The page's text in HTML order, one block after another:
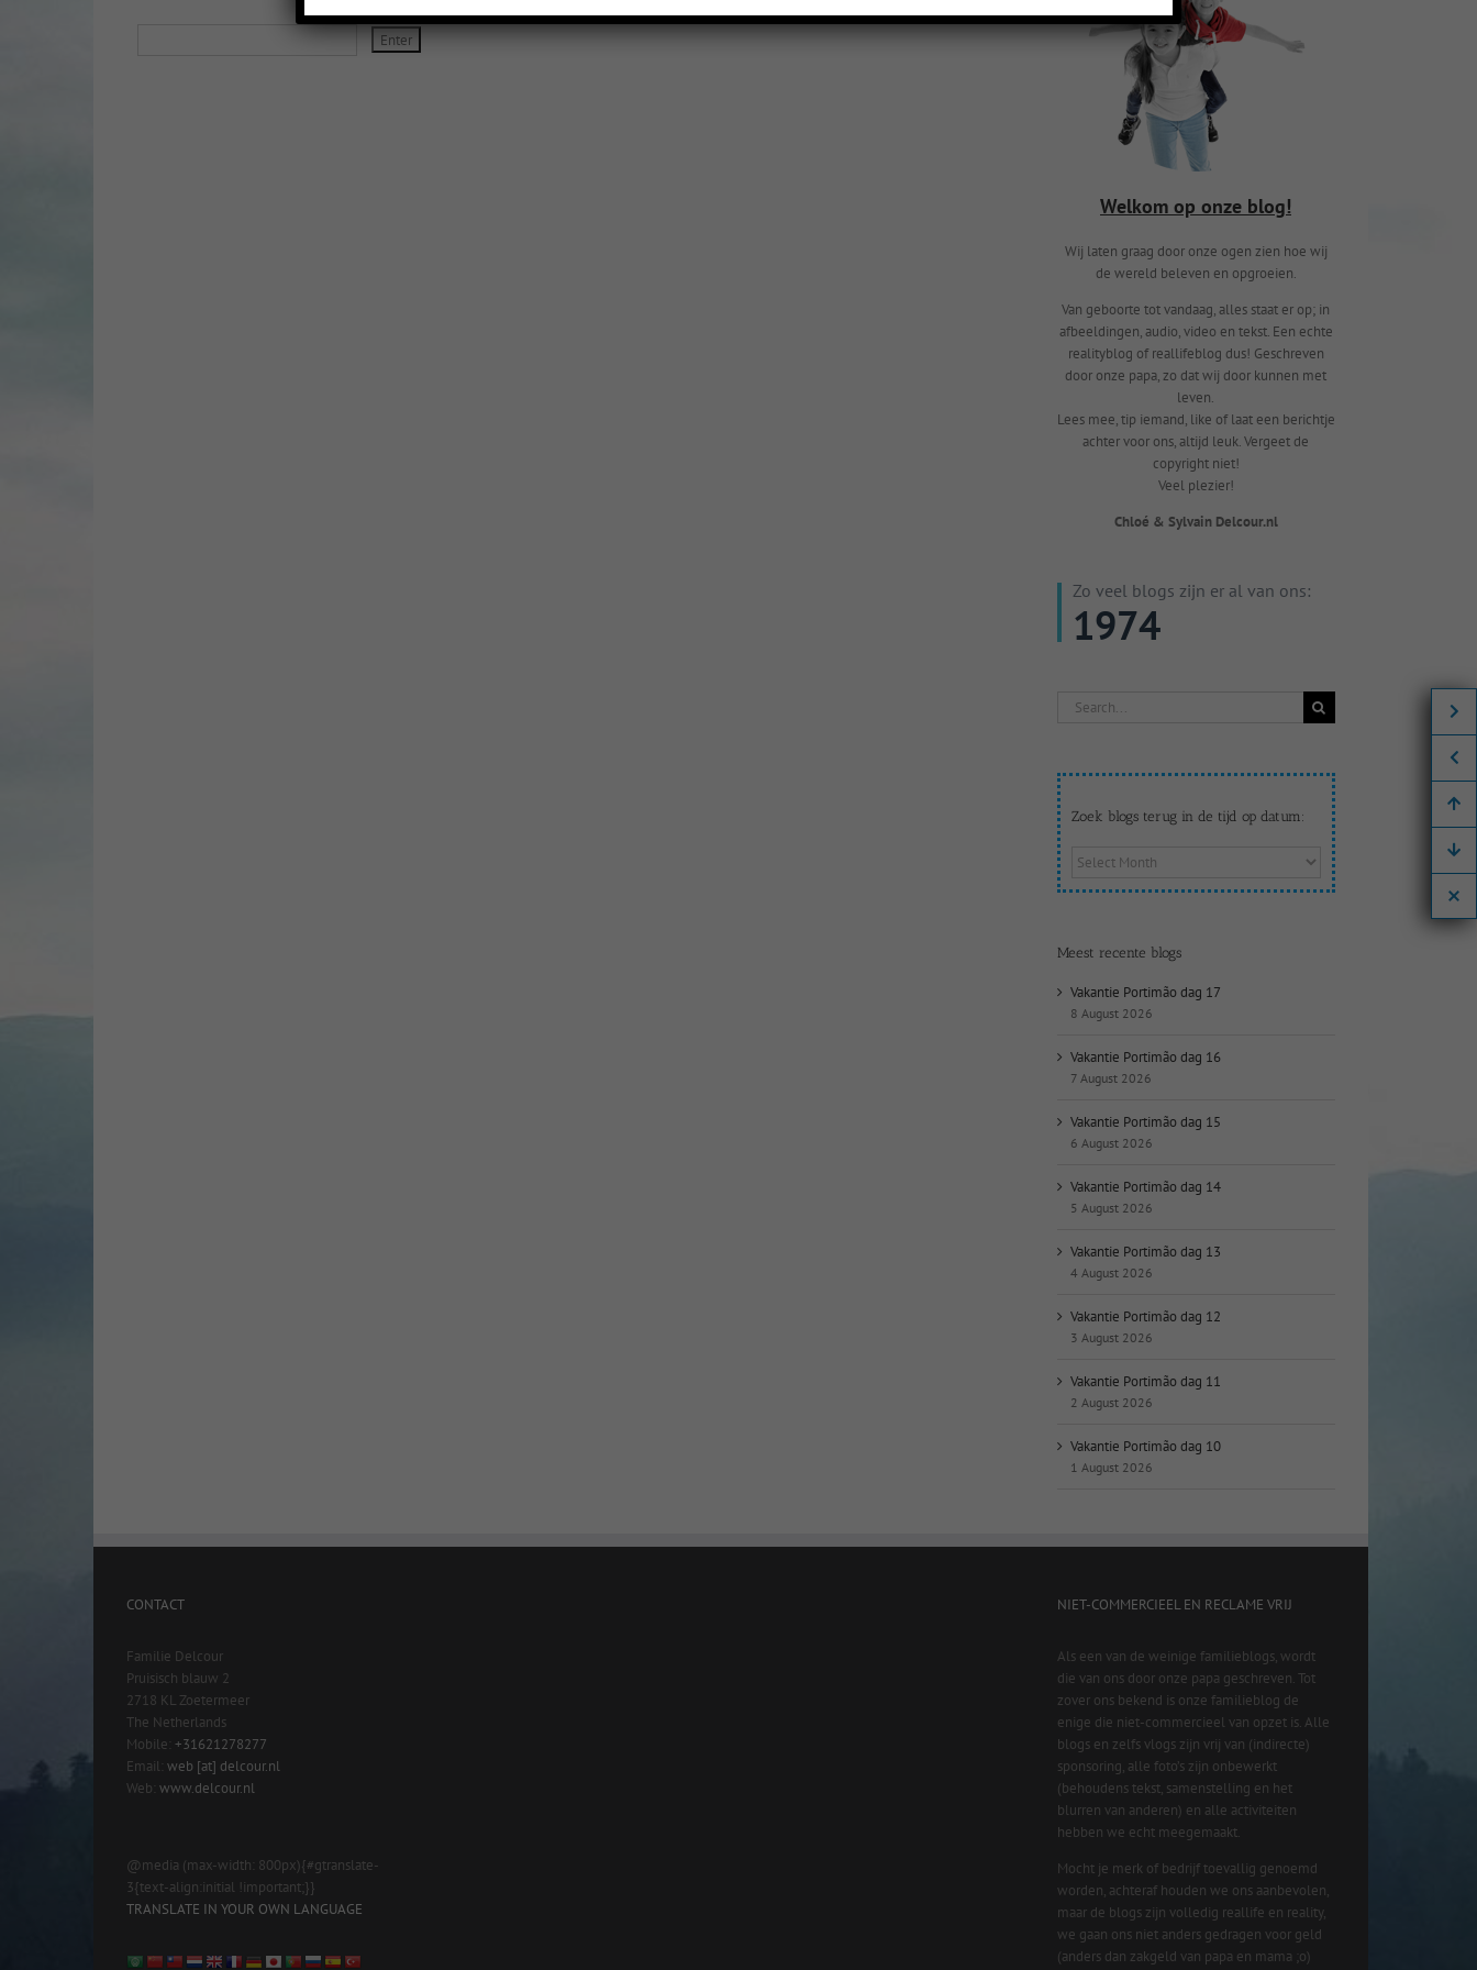
Welkom op onze blog!
Wij laten graag door onze ogen zien hoe wij
de wereld beleven en opgroeien.
Van geboorte tot vandaag, alles staat er op; in
afbeeldingen, audio, video en tekst. Een echte
realityblog of reallifeblog dus! Geschreven
door onze papa, zo dat wij door kunnen met
leven.
Lees mee, tip iemand, like of laat een berichtje
achter voor ons, altijd leuk. Vergeet de
copyright niet!
Veel plezier!
Chloé & Sylvain Delcour.nl
Zo veel blogs zijn er al van ons:
1974
Search
Zoek blogs terug in de tijd op datum:
Zoek
op
datum:
Meest recente blogs
Vakantie Portimão dag 17
8 August 2026
Vakantie Portimão dag 16
7 August 2026
Vakantie Portimão dag 15
6 August 2026
Vakantie Portimão dag 14
5 August 2026
Vakantie Portimão dag 13
4 August 2026
Vakantie Portimão dag 12
3 August 2026
Vakantie Portimão dag 11
2 August 2026
Vakantie Portimão dag 10
1 August 2026
CONTACT
Familie Delcour
Pruisisch blauw 2
2718 KL Zoetermeer
The Netherlands
Mobile: +31621278277
Email: web [at] delcour.nl
Web: www.delcour.nl
@media (max-width: 800px){#gtranslate-
3{text-align:initial !important;}}
TRANSLATE IN YOUR OWN LANGUAGE
NIET-COMMERCIEEL EN RECLAME VRIJ
Als een van de weinige familieblogs, wordt
die van ons door onze papa geschreven. Tot
zover ons bekend is onze familieblog de
enige die niet-commercieel van opzet is. Alle
blogs en zelfs vlogs zijn vrij van (indirecte)
sponsoring, alle foto’s zijn onbewerkt
(behoudens tekst, samenstelling en het
blurren van anderen) en alle activiteiten
hebben we echt meegemaakt.
Mocht je merk of bedrijf toevallig genoemd
worden, achteraf houden we ons aanbevolen,
maar de blogs zijn volledig reallife en reality,
we gaan ons niet anders gedragen voor geld
(anders dan zakgeld van papa en mama ;o)